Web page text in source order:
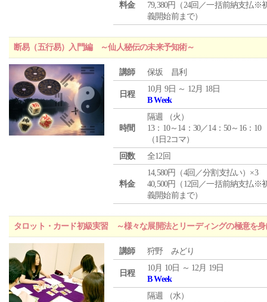
料金
79,380円（24回／一括前納支払※
義開始前まで）
断易（五行易）入門編 ～仙人秘伝の未来予知術～
講師 保坂 昌利
日程
10月 9日 ～ 12月 18日
B Week
時間
隔週 （火 ）
13：10～14：30／14：50～16：10
（1日2コマ）
回数
全12回
料金
14,580円（4回／分割支払い）×3
40,500円（12回／一括前納支払※
義開始前まで）
タロット・カード初級実習 ～様々な展開法とリーディングの極意を身
講師 狩野 みどり
日程
10月 10日 ～ 12月 19日
B Week
隔週 （水）